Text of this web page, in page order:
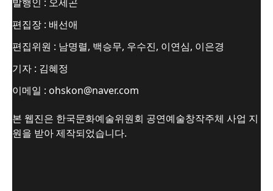
편집장 : 배선애
편집위원 : 남명렬, 백승무, 우수진, 이연심, 이은경
기자 : 김혜정
이메일 : ohskon@naver.com
본 웹진은 한국문화예술위원회 공연예술창작주체 사업 지
원을 받아 제작되었습니다.